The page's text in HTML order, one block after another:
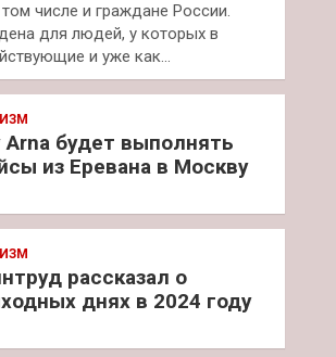
числе и граждане России.
для людей, у которых в
и уже как…
Arna будет выполнять
из Еревана в Москву
рассказал о
днях в 2024 году